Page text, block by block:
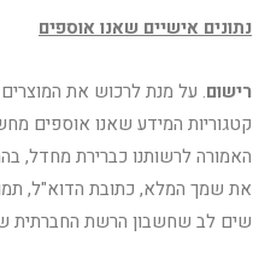
נתונים אישיים שאנו אוספים
רישום. על מנת לרכוש את
קטגוריות המידע שאנו אוספים
האמורה לרשותנו כברירת מחדל,
את שמך המלא, כתובת הדוא"ל,
שים לב שחשבון הרשת החברתית